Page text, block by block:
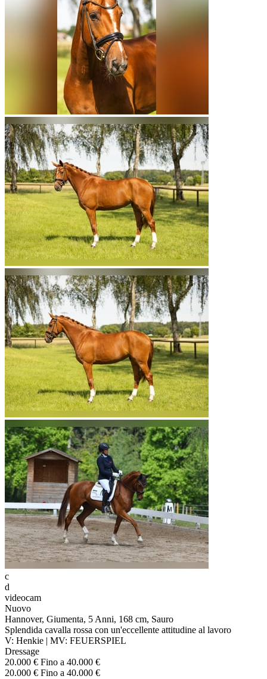
c
d
videocam
Nuovo
Hannover, Giumenta, 5 Anni, 168 cm, Sauro
Splendida cavalla rossa con un'eccellente attitudine al lavoro
V: Henkie | MV: FEUERSPIEL
Dressage
20.000 € Fino a 40.000 €
20.000 € Fino a 40.000 €